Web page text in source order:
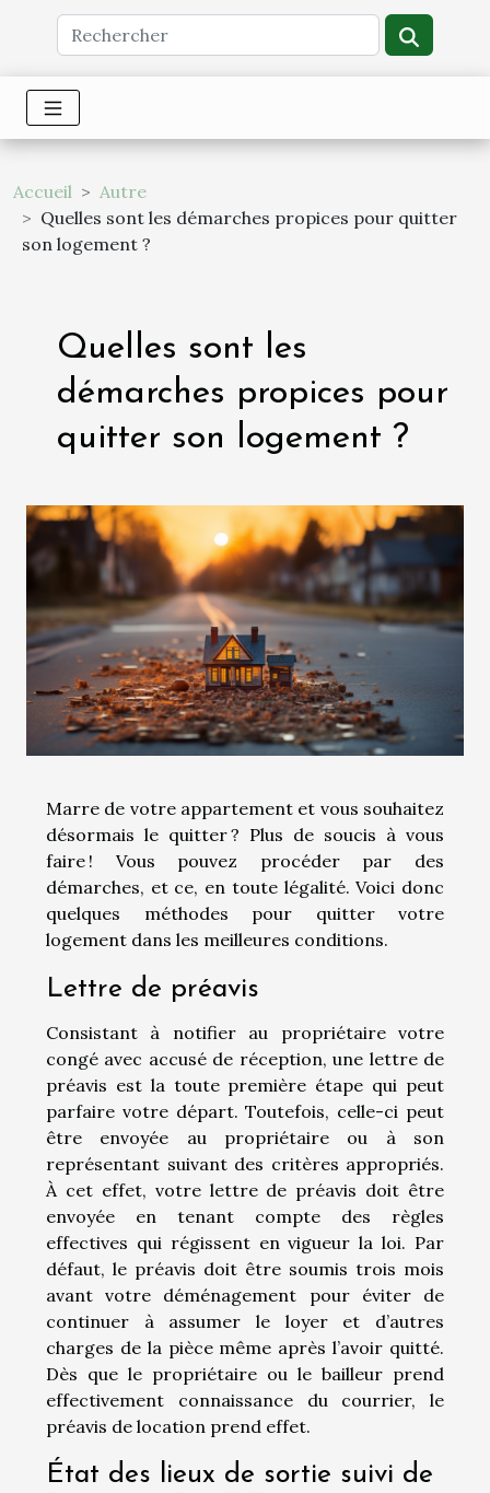
Accueil
Autre
Quelles sont les démarches propices pour quitter
son logement ?
Quelles sont les
démarches propices pour
quitter son logement ?
Marre de votre appartement et vous souhaitez
désormais le quitter ? Plus de soucis à vous
faire ! Vous pouvez procéder par des
démarches, et ce, en toute légalité. Voici donc
quelques méthodes pour quitter votre
logement dans les meilleures conditions.
Lettre de préavis
Consistant à notifier au propriétaire votre
congé avec accusé de réception, une lettre de
préavis est la toute première étape qui peut
parfaire votre départ. Toutefois, celle-ci peut
être envoyée au propriétaire ou à son
représentant suivant des critères appropriés.
À cet effet, votre lettre de préavis doit être
envoyée en tenant compte des règles
effectives qui régissent en vigueur la loi. Par
défaut, le préavis doit être soumis trois mois
avant votre déménagement pour éviter de
continuer à assumer le loyer et d’autres
charges de la pièce même après l’avoir quitté.
Dès que le propriétaire ou le bailleur prend
effectivement connaissance du courrier, le
préavis de location prend effet.
État des lieux de sortie suivi de